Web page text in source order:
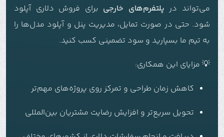
می‌تواند در پلتفرم‌های خارجی برای فروش دلاری آپلود
شود. حتی در صورت تمایل، مدیریت پنل و آپلود مدل‌ها را
به تیم ما بسپارید و سود تضمینی کسب کنید.
💡 مزایای این همکاری:
کاهش زمان طراحی و تمرکز روی پروژه‌های مهم‌تر
تحویل سریع‌تر و افزایش رضایت مشتریان بین‌المللی